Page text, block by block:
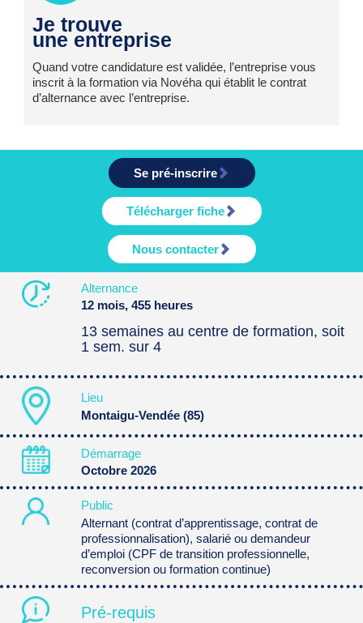
Je trouve
une entreprise
Quand votre candidature est validée, l’entreprise vous
inscrit à la formation via Novéha qui établit le contrat
d’alternance avec l’entreprise.
Se pré-inscrire
Télécharger fiche
Nous contacter
Alternance
12 mois, 455 heures
13 semaines au centre de formation, soit
1 sem. sur 4
Lieu
Montaigu-Vendée (85)
Démarrage
Octobre 2026
Public
Alternant (contrat d’apprentissage, contrat de
professionnalisation), salarié ou demandeur
d’emploi (CPF de transition professionnelle,
reconversion ou formation continue)
Pré-requis